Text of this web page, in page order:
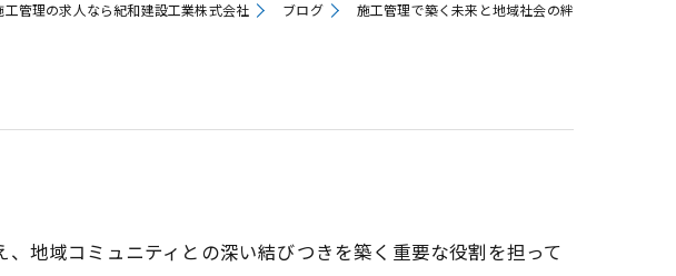
工管理の求人なら紀和建設工業株式会社 ブログ 施工管理で築く未来と地域社会の絆
地域コミュニティとの深い結びつきを築く重要な役割を担って